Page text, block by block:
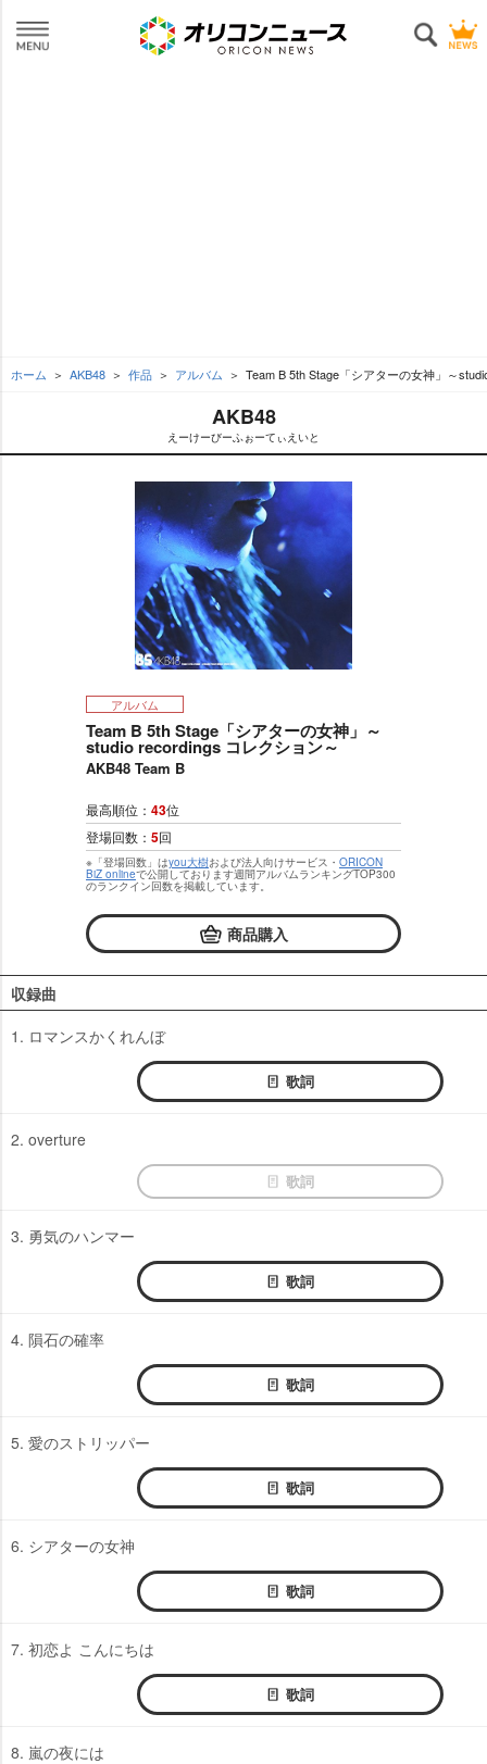
ホーム AKB48 作品 アルバム Team B 5th Stage「シアターの女神」～
AKB48
えーけーびーふぉーてぃえいと
アルバム
Team B 5th Stage「シアターの女神」～
studio recordings コレクション～
AKB48 Team B
最高順位： 43位
登場回数： 5回
※「登場回数」はyou大樹および法人向けサービス・ ORICON
BiZ onlineで公開しております週間アルバムランキングTOP300
のランクイン回数を掲載しています。
商品購入
収録曲
1. ロマンスかくれんぼ
歌詞
2. overture
歌詞
3. 勇気のハンマー
歌詞
4. 隕石の確率
歌詞
5. 愛のストリッパー
歌詞
6. シアターの女神
歌詞
7. 初恋よ こんにちは
歌詞
8. 嵐の夜には